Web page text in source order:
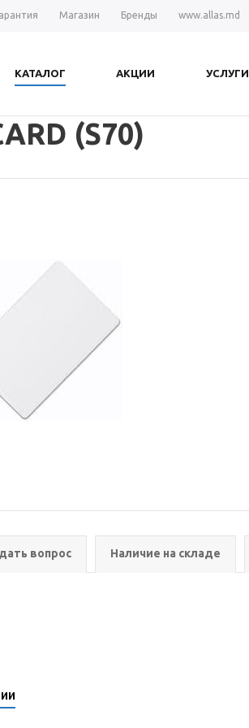
Магазин Бренды www.allas.md
КАТАЛОГ АКЦИИ УСЛУГИ
(S70)
вопрос Наличие на складе